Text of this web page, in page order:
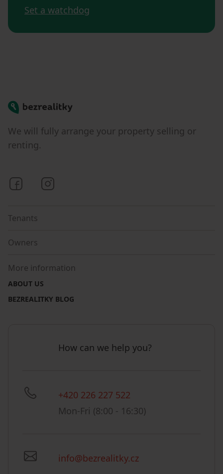
Set a watchdog
Bezrealitky
We will fully arrange your property selling or
renting.
Bezrealitky on Facebook
Tenants
Owners
More information
ABOUT US
BEZREALITKY BLOG
How can we help you?
+420 226 227 522
Mon-Fri (8:00 - 16:30)
info@bezrealitky.cz